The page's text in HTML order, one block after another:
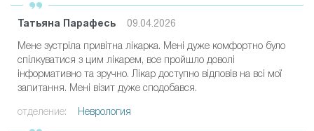
Татьяна Парафесь 09.04.2026
Мене зустріла привітна лікарка. Мені дуже комфортно було
спілкуватися з цим лікарем, все пройшло доволі
інформативно та зручно. Лікар доступно відповів на всі мої
запитання. Мені візит дуже сподобався.
отделение: Неврология